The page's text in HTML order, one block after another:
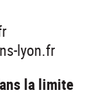
lyon.fr
la limite